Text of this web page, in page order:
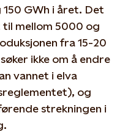
GWh i året. Det
mellom 5000 og
fra 15-20
ikke om å endre
vannet i elva
og
strekningen i